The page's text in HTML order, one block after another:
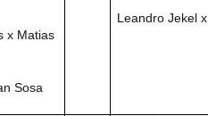
x Matias
Sosa
Leandro Jekel